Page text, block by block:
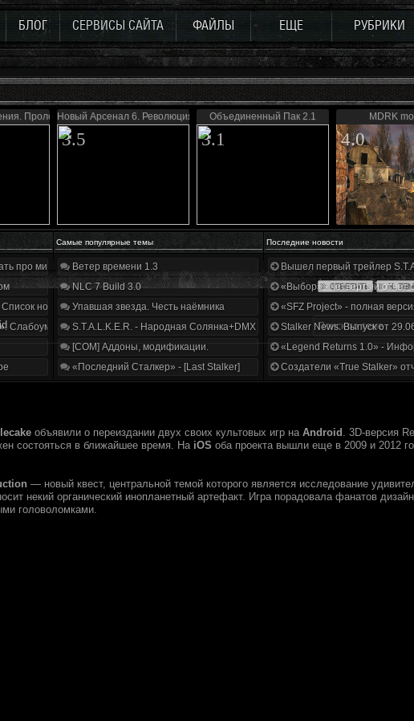
БЛОГ СЕРВИСЫ САЙТА ФАЙЛЫ ЕЩЕ РУБРИКИ
Пролог Новый Арсенал 6. Революция
3.5
Объединенный Пак 2.1
3.1
MDRK
4.0
Самые популярные темы Последние новости
про мир, геймплей и сюжет | Разбор трейлера
нововведений
Слабоумие и отвага
Ветер времени 1.3
NLC 7 Build 3.0
Упавшая звезда. Честь наёмника
S.T.A.L.K.E.R. - Народная Солянка+DMX 1.3.5.ООП.МА.К.
[COM] Аддоны, модификации.
«Последний Сталкер» - [Last Stalker]
Вышел первый трейлер
«Выбор» - четвертый отчет
«SFZ Project» - полная
Stalker News. Выпуск от
«Legend Returns 1.0» -
Создатели «True Stalker»
объявили о переиздании двух своих культовых игр на Android . 3D-версия
состояться в ближайшее время. На iOS оба проекта вышли еще в 2009 и 2012
— новый квест, центральной темой которого является исследование
некий органический инопланетный артефакт. Игра порадовала фанатов
головоломками.